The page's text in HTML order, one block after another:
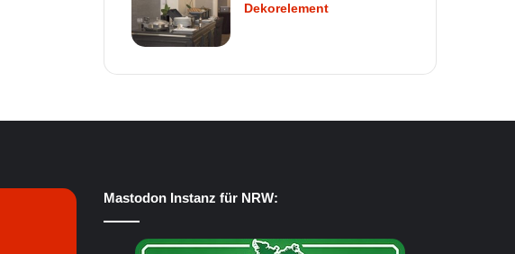
Dekorelement
Mastodon Instanz für NRW: